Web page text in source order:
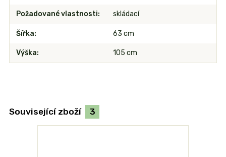
Požadované vlastnosti skládací
Šířka 63 cm
Výška 105 cm
Související zboží 3